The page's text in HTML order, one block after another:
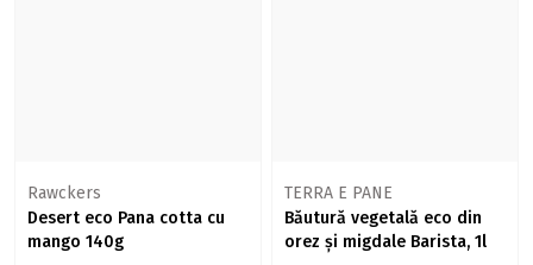
Rawckers
Desert eco Pana cotta cu
mango 140g
TERRA E PANE
Băutură vegetală eco din
orez și migdale Barista, 1l